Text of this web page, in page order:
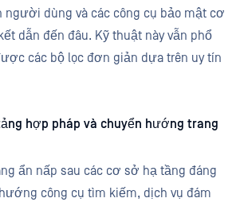
người dùng và các công cụ bảo mật cơ
dẫn đến đâu. Kỹ thuật này vẫn phổ
các bộ lọc đơn giản dựa trên uy tín
hợp pháp và chuyển hướng trang
ẩn nấp sau các cơ sở hạ tầng đáng
công cụ tìm kiếm, dịch vụ đám